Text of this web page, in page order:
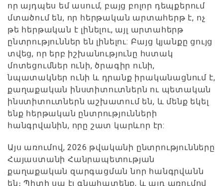
որ այդպես եմ ասում, բայց բոլոր դեպքերում
մտածում են, որ հերթական արտահերթ է, ոչ
թե հերթական է լինելու, այլ արտահերթ
ընտրություններ են լինելու: Բայց կյանքը ցույց
տվեց, որ երբ իշխանությունը հստակ
մոտեցումներ ունի, ծրագիր ունի,
նպատակներ ունի և դրանք իրականացնում է,
քաղաքական ինստիտուտներն ու պետական
ինստիտուտներն աշխատում են, և մենք եկել
ենք հերթական ընտրությունների
հանգրվանին, որը շատ կարևոր էր:
Այս առումով, 2026 թվականի ընտրությունները
Հայաստանի Հանրապետության
քաղաքական զարգացման նոր հանգրվանն
են։ Պիտի սա էլ գնահատենք, և այդ առումով